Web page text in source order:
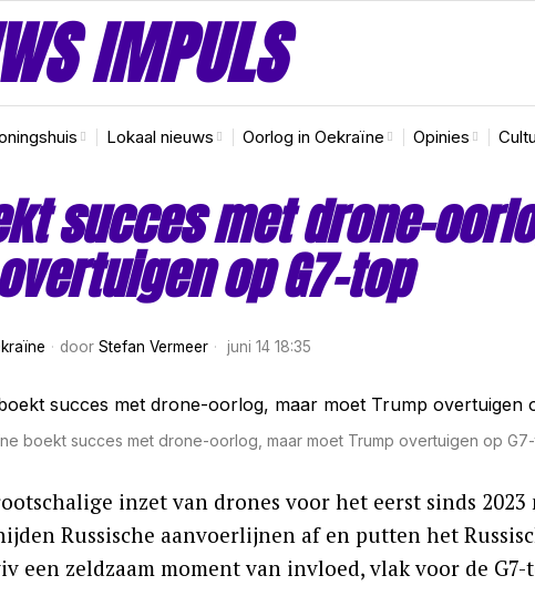
IMPULS
Lokaal nieuws Oorlog in Oekraïne Opinies
succes met drone-
op G7-top
door Stefan Vermeer juni 14 18:35
boekt succes met drone-oorlog, maar moet Trump overtuigen op
inzet van drones voor het eerst sinds
Russische aanvoerlijnen af en putten het
een zeldzaam moment van invloed, vlak voor de